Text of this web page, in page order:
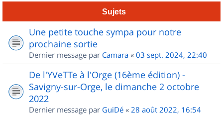
Sujets
Une petite touche sympa pour notre
prochaine sortie
Dernier message par Camara « 03 sept. 2024, 22:40
De l'YVeTTe à l'Orge (16ème édition) -
Savigny-sur-Orge, le dimanche 2 octobre
2022
Dernier message par GuiDé « 28 août 2022, 16:54